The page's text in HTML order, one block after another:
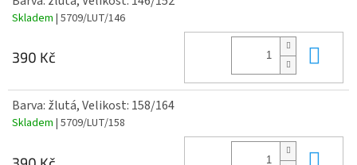
Skladem | 5709/LUT/146
390 Kč
Barva: žlutá, Velikost: 158/164
Skladem | 5709/LUT/158